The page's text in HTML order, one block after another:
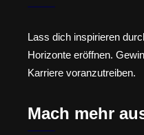
Lass dich inspirieren
Horizonte eröffnen.
Karriere voranzutreiben.
Mach mehr